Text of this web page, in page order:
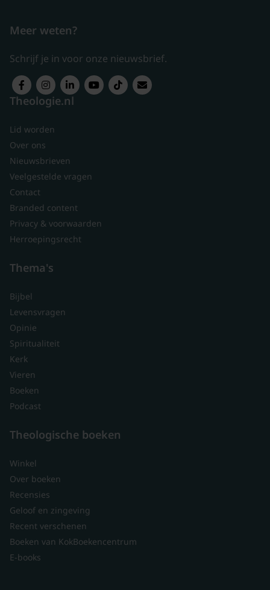
Meer weten?
Schrijf je in voor onze nieuwsbrief.
Theologie.nl
Lid worden
Over ons
Nieuwsbrieven
Veelgestelde vragen
Contact
Branded content
Privacy & voorwaarden
Herroepingsrecht
Thema's
Bijbel
Levensvragen
Opinie
Spiritualiteit
Kerk
Vieren
Boeken
Podcast
Theologische boeken
Winkel
Over boeken
Recensies
Geloof en zingeving
Recent verschenen
Boeken van KokBoekencentrum
E-books